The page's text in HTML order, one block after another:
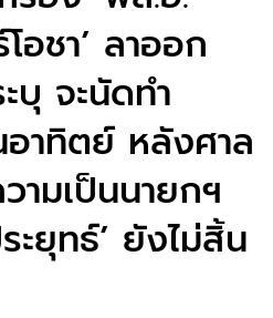
อชา’ ลาออก
บุ จะนัดทำ
าทิตย์ หลังศาล
ามเป็นนายกฯ
ะยุทธ์’ ยังไม่สิ้น